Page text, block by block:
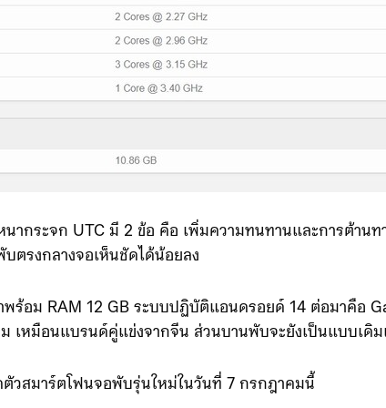
นากระจก UTC มี 2 ข้อ คือ เพิ่มความทนทานและการต้านท
บตรงกลางจอเห็นชัดได้น้อยลง
ร้อม RAM 12 GB ระบบปฏิบัติแอนดรอยด์ 14 ต่อมาคือ
ม เหมือนแบรนด์คู่แข่งจากจีน ส่วนบานพับจะยังเป็นแบบเดิ
ตัวสมาร์ตโฟนจอพับรุ่นใหม่ในวันที่ 7 กรกฎาคมนี้